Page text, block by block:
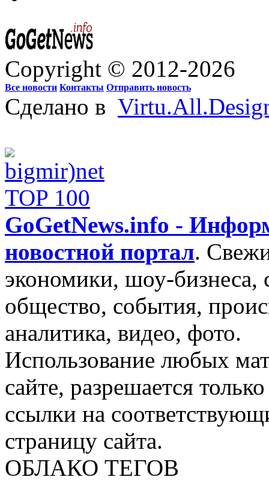
Copyright © 2012-2026
Все новости Контакты Отправить новость
Сделано в
GoGetNews.info -
новостной портал.
экономики, шоу-бизнеса,
общество, события,
аналитика, видео, фото.
Использование любых
сайте, разрешается
ссылки на
страницу сайта.
ОБЛАКО ТЕГОВ